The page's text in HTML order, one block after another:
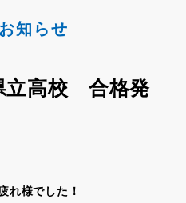
知らせ
高校 合格発
れ様でした！